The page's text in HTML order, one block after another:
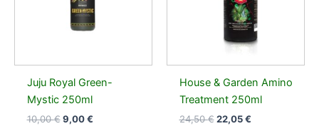
Juju Royal Green-
Mystic 250ml
10,00€ 9,00€
House & Garden Amino
Treatment 250ml
24,50€ 22,05€